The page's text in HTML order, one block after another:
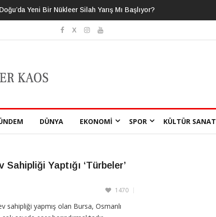
Mı Başlıyor?Neden Bildiğimizden Daha Fazlasını Bildiğimizi
Sanıyoruz?
DÜNYA EKONOMI SPOR KÜLTÜR SANAT
Sahipliği Yaptığı ‘Türbeler’
1470
sahipliği yapmış olan Bursa, Osmanlı